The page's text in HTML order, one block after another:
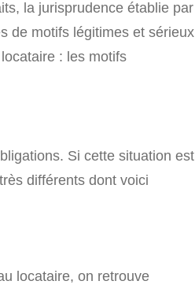
la jurisprudence établie par
de motifs légitimes et sérieux
: les motifs
Si cette situation est
différents dont voici
locataire, on retrouve